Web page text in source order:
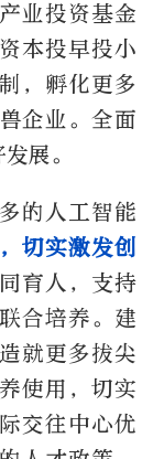
业投资基金
本投早投小
，孵化更多
企业。全面
展。
的人工智能
切实激发创
育人，支持
合培养。建
就更多拔尖
使用，切实
交往中心优